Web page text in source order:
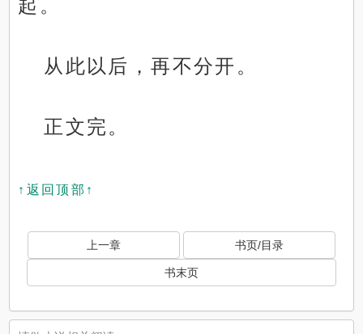
起。
从此以后，再不分开。
正文完。
↑返回顶部↑
上一章 书页/目录
书末页